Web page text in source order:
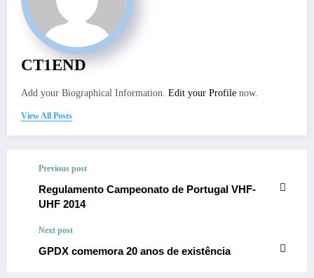
CT1END
Add your Biographical Information. Edit your Profile now.
View All Posts
Previous post
Regulamento Campeonato de Portugal VHF-
UHF 2014
Next post
GPDX comemora 20 anos de existência